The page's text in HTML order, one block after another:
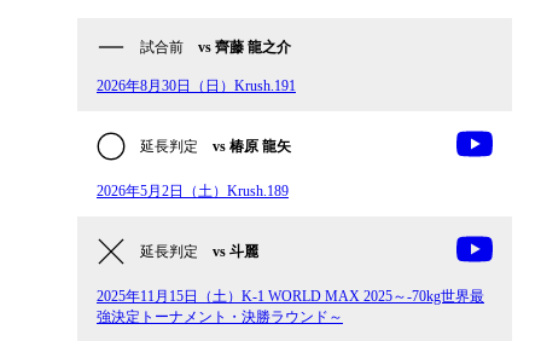
試合前 vs 齊藤 龍之介
2026年8月30日（日）Krush.191
延長判定 vs 椿原 龍矢
2026年5月2日（土）Krush.189
延長判定 vs 斗麗
2025年11月15日（土）K-1 WORLD MAX 2025～-70kg世界最
強決定トーナメント・決勝ラウンド～